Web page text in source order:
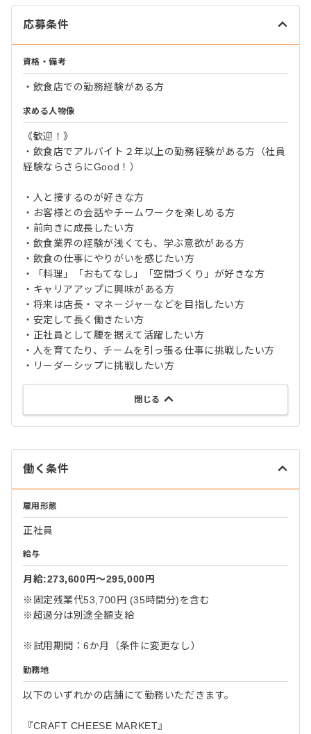
応募条件
資格・備考
・飲食店での勤務経験がある方
求める人物像
《歓迎！》
・飲食店でアルバイト２年以上の勤務経験がある方（社員
経験ならさらにGood！）
・人と接するのが好きな方
・お客様との会話やチームワークを楽しめる方
・前向きに成長したい方
・飲食業界の経験が浅くても、学ぶ意欲がある方
・飲食の仕事にやりがいを感じたい方
・「料理」「おもてなし」「空間づくり」が好きな方
・キャリアアップに興味がある方
・将来は店長・マネージャーなどを目指したい方
・安定して長く働きたい方
・正社員として腰を据えて活躍したい方
・人を育てたり、チームを引っ張る仕事に挑戦したい方
・リーダーシップに挑戦したい方
閉じる
働く条件
雇用形態
正社員
給与
月給:273,600円〜295,000円
※固定残業代53,700円 (35時間分)を含む
※超過分は別途全額支給
※試用期間：6か月（条件に変更なし）
勤務地
以下のいずれかの店舗にて勤務いただきます。
『CRAFT CHEESE MARKET』